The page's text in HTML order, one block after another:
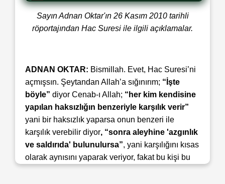
Sayın Adnan Oktar'ın 26 Kasım 2010 tarihli
röportajından Hac Suresi ile ilgili açıklamalar.
ADNAN OKTAR: Bismillah. Evet, Hac Suresi’ni
açmışsın. Şeytandan Allah’a sığınırım; “İşte
böyle” diyor Cenab-ı Allah; “her kim kendisine
yapılan haksızlığın benzeriyle karşılık verir”
yani bir haksızlık yaparsa onun benzeri ile
karşılık verebilir diyor, “sonra aleyhine 'azgınlık
ve saldırıda' bulunulursa”, yani karşılığını kısas
olarak aynısını yaparak veriyor, fakat bu kişi bu